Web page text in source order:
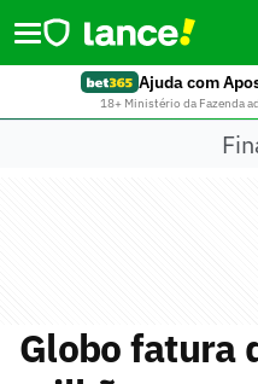
Ajuda com
18+ Ministério da Fazenda
Globo fatura